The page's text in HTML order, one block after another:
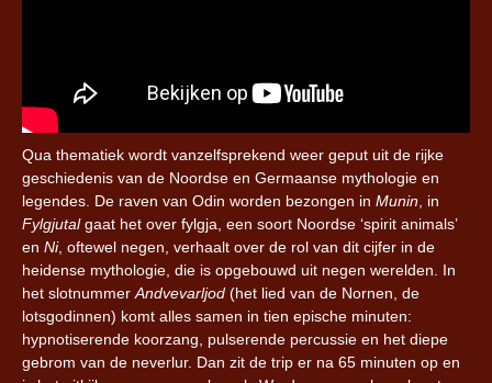
Qua thematiek wordt vanzelfsprekend weer geput uit de rijke
geschiedenis van de Noordse en Germaanse mythologie en
legendes. De raven van Odin worden bezongen in Munin , in
Fylgjutalgaat het over fylgja, een soort Noordse ‘spirit animals’
en Ni, oftewel negen, verhaalt over de rol van dit cijfer in de
heidense mythologie, die is opgebouwd uit negen werelden. In
het slotnummer Andvevarljod (het lied van de Nornen, de
lotsgodinnen) komt alles samen in tien epische minuten:
hypnotiserende koorzang, pulserende percussie en het diepe
gebrom van de neverlur. Dan zit de trip er na 65 minuten op en